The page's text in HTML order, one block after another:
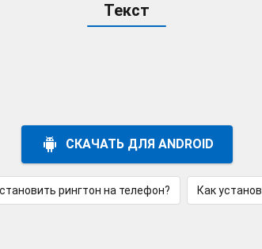
Текст
СКАЧАТЬ ДЛЯ ANDROID
рингтон на телефон? Как